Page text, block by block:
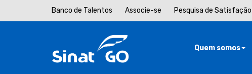
Banco de Talentos Associe-se Pesquisa de Satisfação
Quem somos